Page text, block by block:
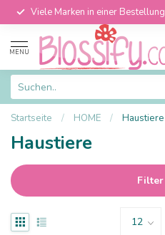
Viele Marken in einer Bestellung
MENU
Startseite / HOME / Haustiere
Haustiere
Filter